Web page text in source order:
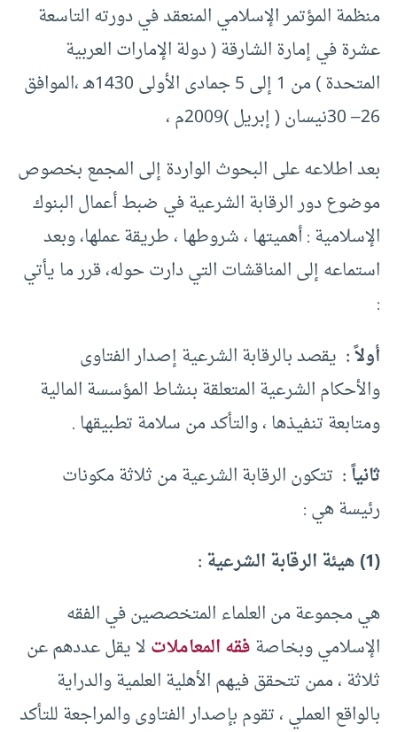
منظمة المؤتمر الإسلامي المنعقد في دورته التاسعة
عشرة في إمارة الشارقة ( دولة الإمارات العربية
المتحدة ) من 1 إلى 5 جمادى الأولى 1430هـ ،الموافق
26– 30نيسان ( إبريل )2009م ،
بعد اطلاعه على البحوث الواردة إلى المجمع بخصوص
موضوع دور الرقابة الشرعية في ضبط أعمال البنوك
الإسلامية : أهميتها ، شروطها ، طريقة عملها، وبعد
استماعه إلى المناقشات التي دارت حوله، قرر ما يأتي
:
أولاً : يقصد بالرقابة الشرعية إصدار الفتاوى
والأحكام الشرعية المتعلقة بنشاط المؤسسة المالية
ومتابعة تنفيذها ، والتأكد من سلامة تطبيقها .
ثانياً : تتكون الرقابة الشرعية من ثلاثة مكونات
رئيسة هي :
(1) هيئة الرقابة الشرعية :
هي مجموعة من العلماء المتخصصين في الفقه
الإسلامي وبخاصةفقه المعاملاتلا يقل عددهم عن
ثلاثة ، ممن تتحقق فيهم الأهلية العلمية والدراية
بالواقع العملي ، تقوم بإصدار الفتاوى والمراجعة للتأكد